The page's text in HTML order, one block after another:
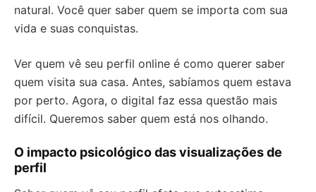
natural. Você quer saber quem se importa com sua
vida e suas conquistas.
Ver quem vê seu perfil online é como querer saber
quem visita sua casa. Antes, sabíamos quem estava
por perto. Agora, o digital faz essa questão mais
difícil. Queremos saber quem está nos olhando.
O impacto psicológico das visualizações de
perfil